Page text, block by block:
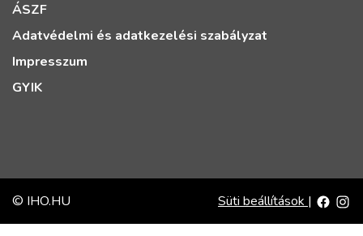
ÁSZF
Adatvédelmi és adatkezelési szabályzat
Impresszum
GYIK
© IHO.HU Süti beállítások |